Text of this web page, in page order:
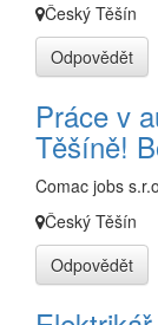
Český Těšín
Odpovědět
Práce v
Těšíně!
Comac jobs
Český Těšín
Odpovědět